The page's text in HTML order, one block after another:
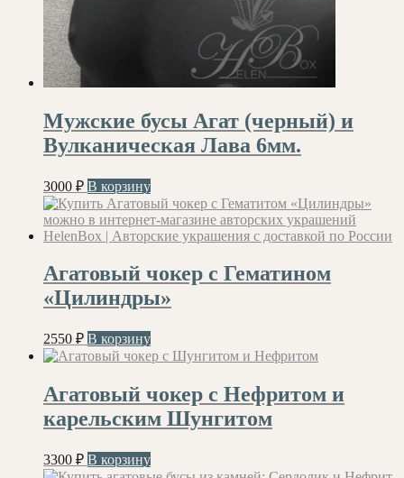
Мужские бусы Агат (черный) и
Вулканическая Лава 6мм.
3000 ₽ В корзину
Агатовый чокер с Гематином
«Цилиндры»
2550 ₽ В корзину
Агатовый чокер с Нефритом и
карельским Шунгитом
3300 ₽ В корзину